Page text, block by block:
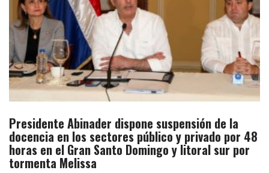
Presidente Abinader dispone suspensión de la
docencia en los sectores público y privado por 48
horas en el Gran Santo Domingo y litoral sur por
tormenta Melissa